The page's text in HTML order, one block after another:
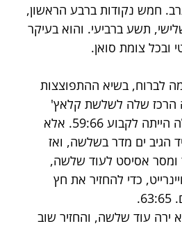
חמש נקודות ברבע הראשון,
תשע ברביעי. והוא בעיקר
ובכל צומת סואן.
לברוח, בשיא ההתפוצצות
שלה לשלשת קלאץ'
ומומנטום, שיכולה הייתה לקבוע 59:66. אלא
הגיב ים מדר בשלשה, ואז
ומסר אסיסט לעוד שלשה,
כדי להחזיר את חץ
69:68 הוא ירה עוד שלשה, והחזיר שוב